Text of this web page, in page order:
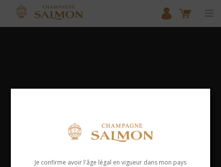
DOMAIN SALMON
CONTACT
SHOP
Je confirme avoir l'âge légal en vigueur dans mon pays